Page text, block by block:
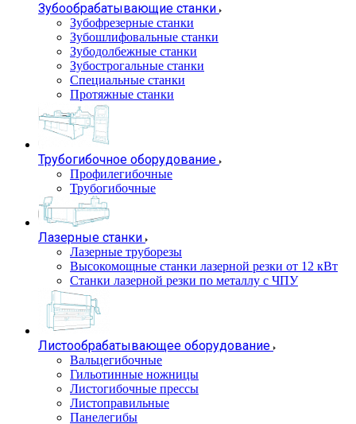
Зубообрабатывающие станки
Зубофрезерные станки
Зубошлифовальные станки
Зубодолбежные станки
Зубострогальные станки
Специальные станки
Протяжные станки
Трубогибочное оборудование
Профилегибочные
Трубогибочные
Лазерные станки
Лазерные труборезы
Высокомощные станки лазерной резки от 12 кВт
Станки лазерной резки по металлу с ЧПУ
Листообрабатывающее оборудование
Вальцегибочные
Гильотинные ножницы
Листогибочные прессы
Листоправильные
Панелегибы